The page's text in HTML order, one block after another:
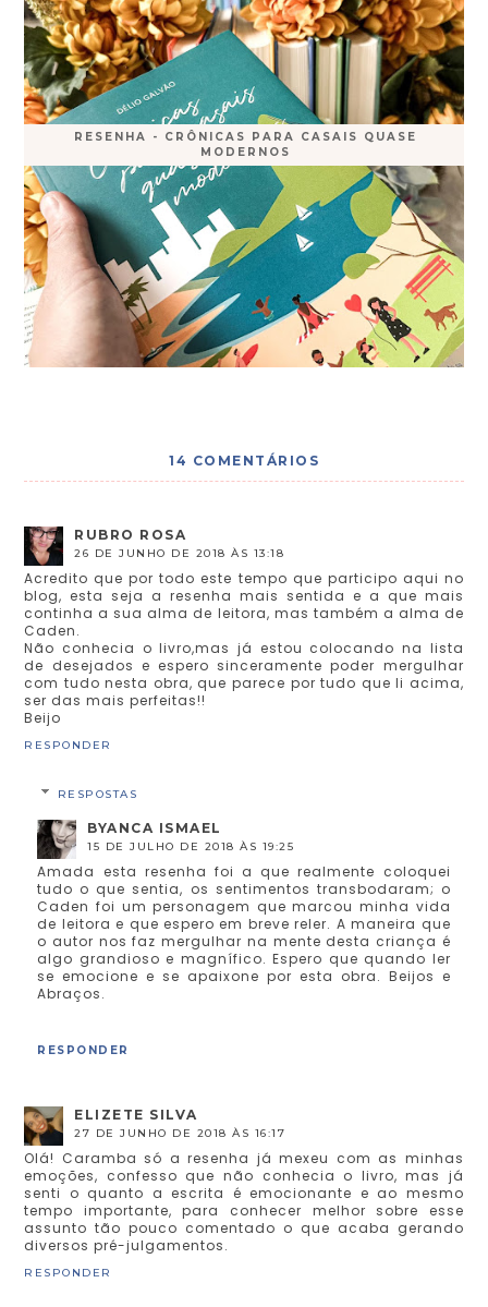
RESENHA - CRÔNICAS PARA CASAIS QUASE
MODERNOS
14 COMENTÁRIOS
RUBRO ROSA
26 DE JUNHO DE 2018 ÀS 13:18
Acredito que por todo este tempo que participo aqui no
blog, esta seja a resenha mais sentida e a que mais
continha a sua alma de leitora, mas também a alma de
Caden.
Não conhecia o livro,mas já estou colocando na lista
de desejados e espero sinceramente poder mergulhar
com tudo nesta obra, que parece por tudo que li acima,
ser das mais perfeitas!!
Beijo
RESPONDER
RESPOSTAS
BYANCA ISMAEL
15 DE JULHO DE 2018 ÀS 19:25
Amada esta resenha foi a que realmente coloquei
tudo o que sentia, os sentimentos transbodaram; o
Caden foi um personagem que marcou minha vida
de leitora e que espero em breve reler. A maneira que
o autor nos faz mergulhar na mente desta criança é
algo grandioso e magnífico. Espero que quando ler
se emocione e se apaixone por esta obra. Beijos e
Abraços.
RESPONDER
ELIZETE SILVA
27 DE JUNHO DE 2018 ÀS 16:17
Olá! Caramba só a resenha já mexeu com as minhas
emoções, confesso que não conhecia o livro, mas já
senti o quanto a escrita é emocionante e ao mesmo
tempo importante, para conhecer melhor sobre esse
assunto tão pouco comentado o que acaba gerando
diversos pré-julgamentos.
RESPONDER